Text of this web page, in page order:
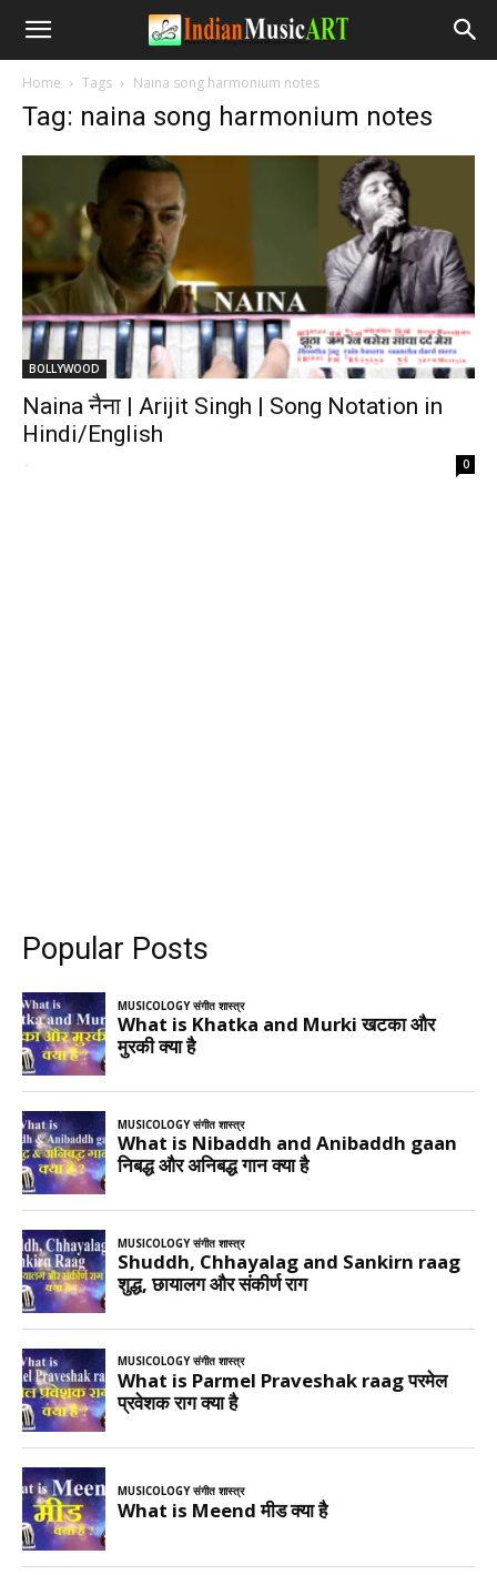
Home Tags Naina song harmonium notes
Tag: naina song harmonium notes
BOLLYWOOD
Naina नैना | Arijit Singh | Song Notation in
Hindi/English
- 0
Popular Posts